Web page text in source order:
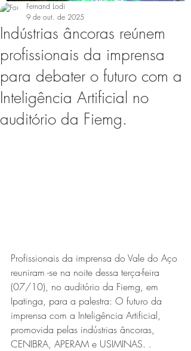
Expo Usipa começa nesta
quarta-feira (8) e reafirma
Projeto abre inscrições para
formar grupo de teatro cristão
no Vale do Aço
Indústrias âncoras reúnem
profissionais da imprensa
para debater o futuro com a
Inteligência Artificial no
auditório da Fiemg.
Fernand Lodi
9 de out. de 2025
Profissionais da imprensa do Vale do Aço
reuniram -se na noite dessa terça-feira
(07/10), no auditório da Fiemg, em
Ipatinga, para a palestra: O futuro da
imprensa com a Inteligência Artificial,
promovida pelas indústrias âncoras,
CENIBRA, APERAM e USIMINAS. .